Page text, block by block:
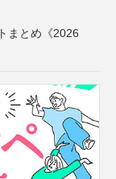
まとめ《2026